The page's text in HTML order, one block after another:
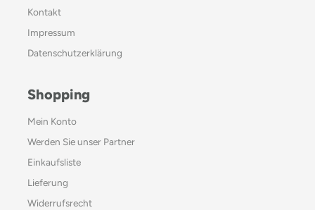
Kontakt
Impressum
Datenschutzerklärung
Shopping
Mein Konto
Werden Sie unser Partner
Einkaufsliste
Lieferung
Widerrufsrecht